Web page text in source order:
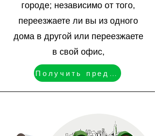
городе; независимо от того,
переезжаете ли вы из одного
дома в другой или переезжаете
в свой офис,
Получить предложение